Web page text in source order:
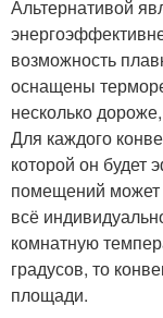
Альтернативой
возможность
оснащены
несколько
Для каждого
которой он
помещений может
всё
комнатную
градусов, то
площади.